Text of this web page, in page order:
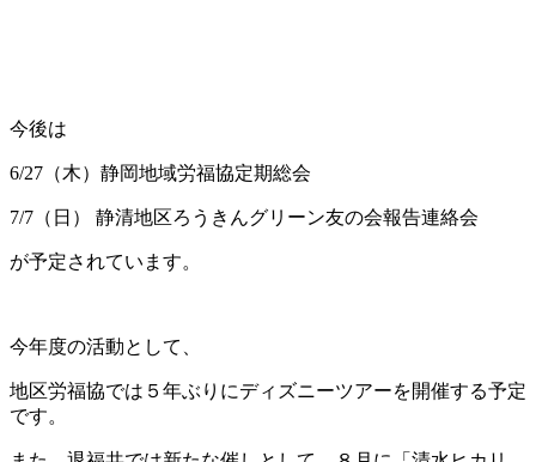
今後は
6/27（木）静岡地域労福協定期総会
7/7（日） 静清地区ろうきんグリーン友の会報告連絡会
が予定されています。
今年度の活動として、
地区労福協では５年ぶりにディズニーツアーを開催する予定
です。